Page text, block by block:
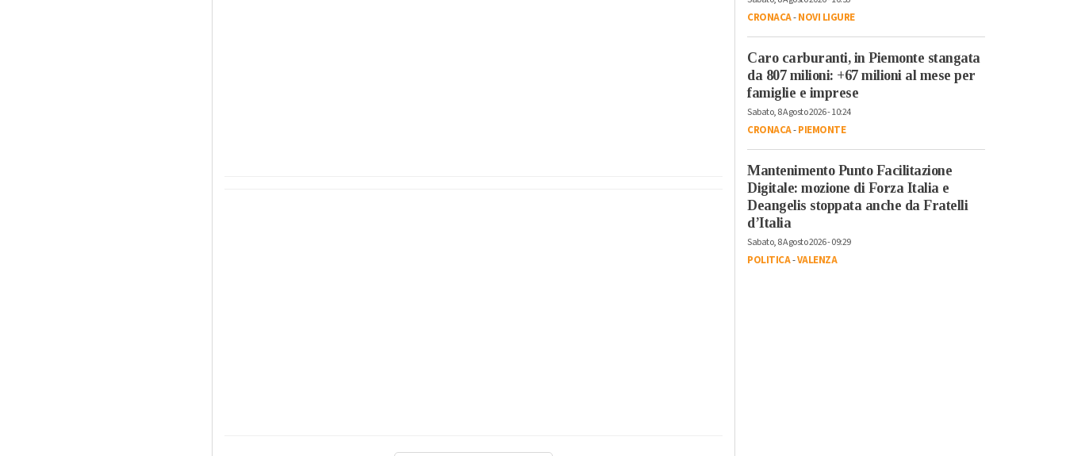
CRONACA-NOVI LIGURE
Caro carburanti, in Piemonte stangata
da 807 milioni: +67 milioni al mese per
famiglie e imprese
Sabato, 8 Agosto 2026 - 10:24
CRONACA-PIEMONTE
Mantenimento Punto Facilitazione
Digitale: mozione di Forza Italia e
Deangelis stoppata anche da Fratelli
d’Italia
Sabato, 8 Agosto 2026 - 09:29
POLITICA-VALENZA